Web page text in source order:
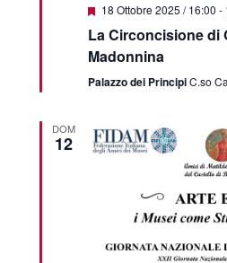
Featured
18 Ottobre 2025 / 16:00 -
La Circoncisione di
Madonnina
Palazzo dei PrincipiC.so
DOM
12